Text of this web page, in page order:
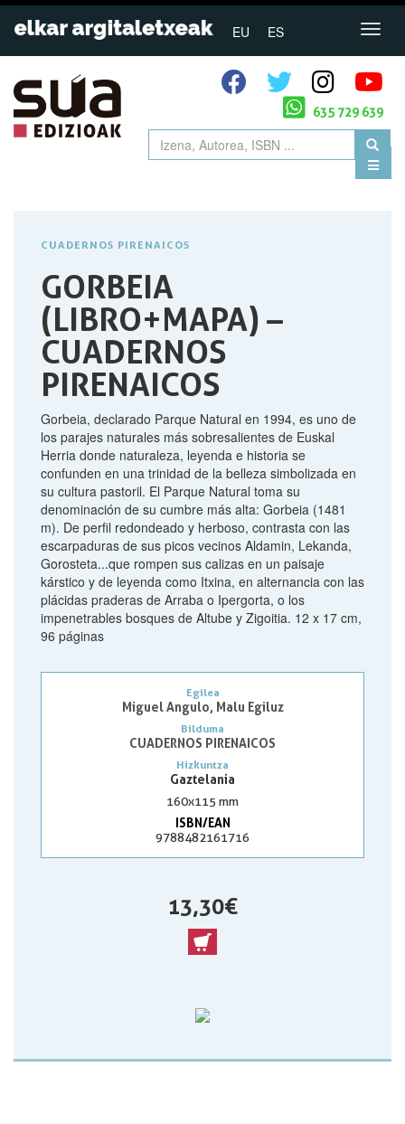
EU ES
635 729 639
CUADERNOS PIRENAICOS
GORBEIA
(LIBRO+MAPA) –
CUADERNOS
PIRENAICOS
Gorbeia, declarado Parque Natural en 1994, es uno de
los parajes naturales más sobresalientes de Euskal
Herria donde naturaleza, leyenda e historia se
confunden en una trinidad de la belleza simbolizada en
su cultura pastoril. El Parque Natural toma su
denominación de su cumbre más alta: Gorbeia (1481
m). De perfil redondeado y herboso, contrasta con las
escarpaduras de sus picos vecinos Aldamin, Lekanda,
Gorosteta...que rompen sus calizas en un paisaje
kárstico y de leyenda como Itxina, en alternancia con las
plácidas praderas de Arraba o Ipergorta, o los
impenetrables bosques de Altube y Zigoitia. 12 x 17 cm,
96 páginas
Egilea
Miguel Angulo, Malu Egiluz
Bilduma
CUADERNOS PIRENAICOS
Hizkuntza
Gaztelania
160x115 mm
ISBN/EAN
9788482161716
13,30 €